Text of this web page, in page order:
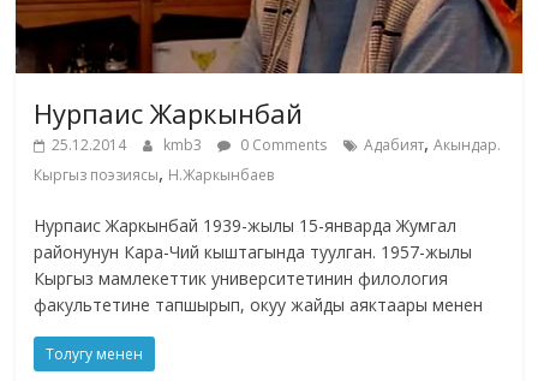
Нурпаис Жаркынбай
25.12.2014 kmb3 0 Comments Адабият,Акындар.
Кыргыз поэзиясы, Н.Жаркынбаев
Нурпаис Жаркынбай 1939-жылы 15-январда Жумгал
районунун Кара-Чий кыштагында туулган. 1957-жылы
Кыргыз мамлекеттик университетинин филология
факультетине тапшырып, окуу жайды аяктаары менен
Толугу менен